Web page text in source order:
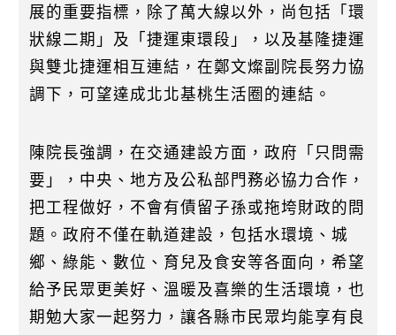
展的重要指標，除了萬大線以外，尚包括「環
狀線二期」及「捷運東環段」，以及基隆捷運
與雙北捷運相互連結，在鄭文燦副院長努力協
調下，可望達成北北基桃生活圈的連結。
陳院長強調，在交通建設方面，政府「只問需
要」，中央、地方及公私部門務必協力合作，
把工程做好，不會有債留子孫或拖垮財政的問
題。政府不僅在軌道建設，包括水環境、城
鄉、綠能、數位、育兒及食安等各面向，希望
給予民眾更美好、溫暖及喜樂的生活環境，也
期勉大家一起努力，讓各縣市民眾均能享有良